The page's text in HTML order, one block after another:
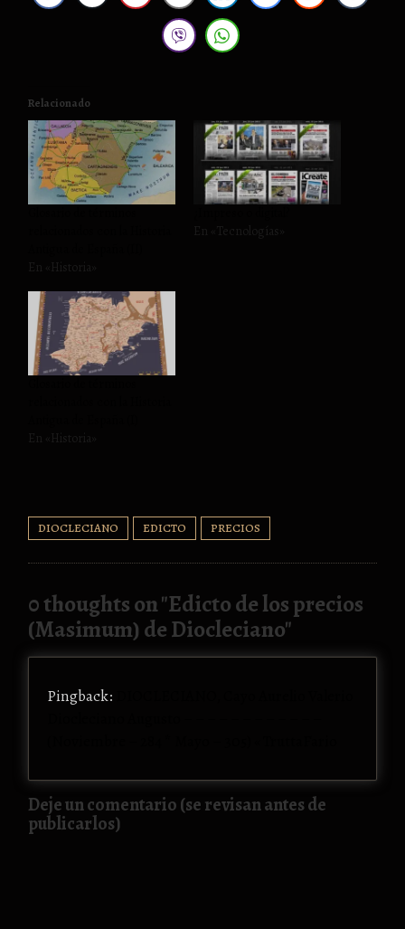
Relacionado
DIOCLECIANO EDICTO PRECIOS
0 thoughts on "Edicto de los precios
(Masimum) de Diocleciano"
Pingback:
Deje un comentario (se revisan antes de
publicarlos)